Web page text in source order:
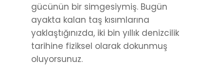
gücünün bir simgesiymiş. Bugün
ayakta kalan taş kısımlarına
yaklaştığınızda, iki bin yıllık denizcilik
tarihine fiziksel olarak dokunmuş
oluyorsunuz.